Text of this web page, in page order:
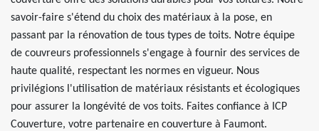
savoir-faire s'étend du choix des matériaux à la pose, en
passant par la rénovation de tous types de toits. Notre équipe
de couvreurs professionnels s'engage à fournir des services de
haute qualité, respectant les normes en vigueur. Nous
privilégions l'utilisation de matériaux résistants et écologiques
pour assurer la longévité de vos toits. Faites confiance à ICP
Couverture, votre partenaire en couverture à Faumont.